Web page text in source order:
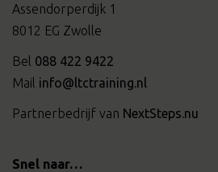
Assendorperdijk 1
8012 EG Zwolle
Bel 088 422 9422
Mail info@ltctraining.nl
Partnerbedrijf van NextSteps.nu
Snel naar…